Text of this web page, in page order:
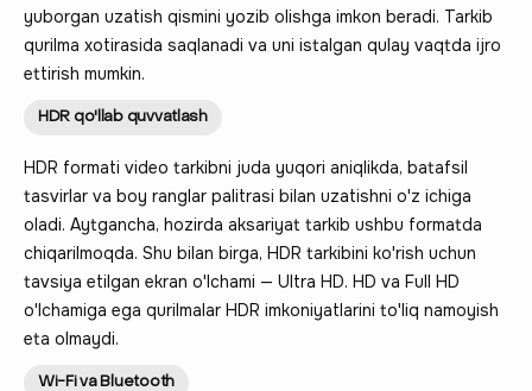
yuborgan uzatish qismini yozib olishga imkon beradi. Tarkib
qurilma xotirasida saqlanadi va uni istalgan qulay vaqtda ijro
ettirish mumkin.
HDR qo'llab quvvatlash
HDR formati video tarkibni juda yuqori aniqlikda, batafsil
tasvirlar va boy ranglar palitrasi bilan uzatishni o'z ichiga
oladi. Aytgancha, hozirda aksariyat tarkib ushbu formatda
chiqarilmoqda. Shu bilan birga, HDR tarkibini ko'rish uchun
tavsiya etilgan ekran o'lchami — Ultra HD. HD va Full HD
o'lchamiga ega qurilmalar HDR imkoniyatlarini to'liq namoyish
eta olmaydi.
Wi-Fi va Bluetooth